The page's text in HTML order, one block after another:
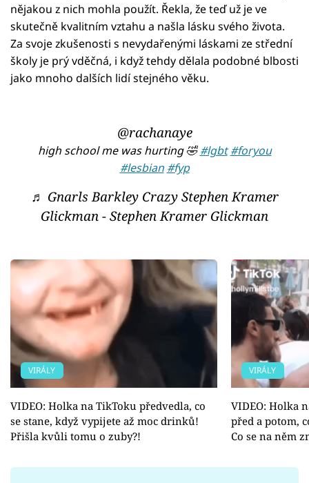
nějakou z nich mohla použít. Řekla, že teď už je ve
skutečně kvalitním vztahu a našla lásku svého života.
Za svoje zkušenosti s nevydařenými láskami ze střední
školy je prý vděčná, i když tehdy dělala podobné blbosti
jako mnoho dalších lidí stejného věku.
@rachanaye
high school me was hurting 🤣#lgbt #foryou
#lesbian #fyp
♬ Gnarls Barkley Crazy Stephen Kramer
Glickman - Stephen Kramer Glickman
VIRÁLY
VIDEO: Holka na TikToku předvedla, co
se stane, když vypijete až moc drinků!
Přišla kvůli tomu o zuby?!
VIRÁLY
VIDEO: Holka
před a potom,
Co se na něm